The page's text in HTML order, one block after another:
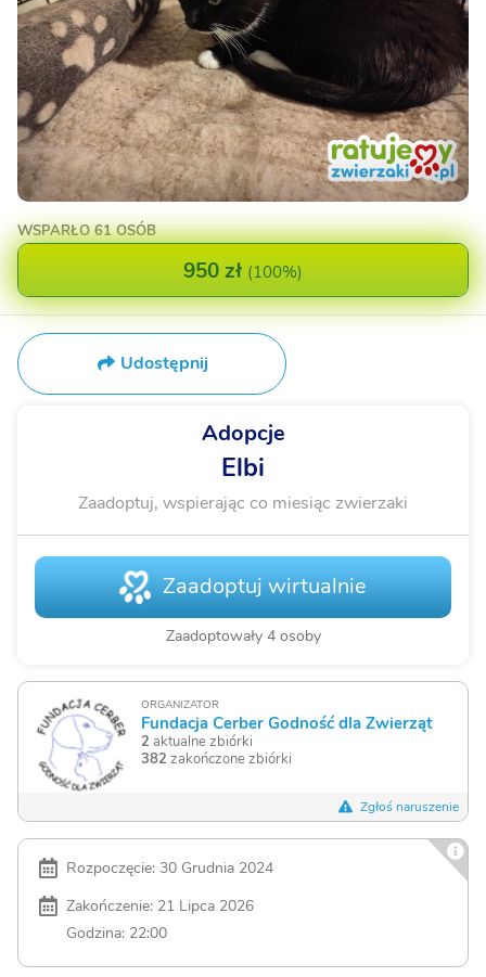
WSPARŁO61 OSÓB
950 zł (100%)
Udostępnij
Adopcje
Elbi
Zaadoptuj, wspierając co miesiąc zwierzaki
Zaadoptuj wirtualnie
Zaadoptowały 4 osoby
ORGANIZATOR
Fundacja Cerber Godność dla Zwierząt
2 aktualne zbiórki
382 zakończone zbiórki
Zgłoś naruszenie
Rozpoczęcie: 30 Grudnia 2024
Zakończenie: 21 Lipca 2026
Godzina: 22:00